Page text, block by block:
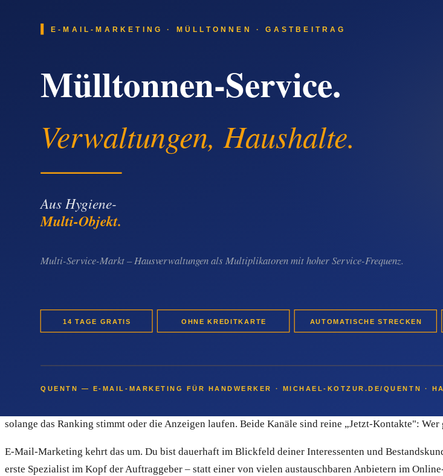
Mit Quentn legst du eine getrennte Filialisten-Liste an. Quartalsweise versendest du einen
Automatisierungen sorgen für stille Reaktivierung: zum Beispiel acht Jahre nach Erst-Eröffnung
auf den Schirm haben – und worauf wir bei Re-Designs besonders Wert legen". Aus jedem Filial-
Ladenbau-Betriebs unrealistisch – die Baustelle, der Vor-Ort-Termin, das Angebot für nächste
Quentn an: Sie übernimmt die Wiederholungs-Arbeit, du behältst die strategischen Entscheidungen.
Quentn ist ein E-Mail-Marketing- und Marketing-Automation-System aus Deutschland. Du musst
Privatkunden und gewerbliche Auftraggeber laufen lassen, ohne dass Inhalte vermischt werden.
über SPF und DKIM ist eingebaut, damit deine E-Mails nicht im Spam landen. Du kannst Quentn 14
versehentlichen Abos.
solange das Ranking stimmt oder die Anzeigen laufen. Beide Kanäle sind reine „Jetzt-Kontakte":
E-Mail-Marketing kehrt das um. Du bist dauerhaft im Blickfeld deiner Interessenten und
erste Spezialist im Kopf der Auftraggeber – statt einer von vielen austauschbaren Anbietern im